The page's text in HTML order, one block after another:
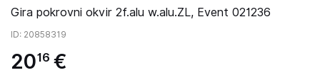
Gira pokrovni okvir 2f.alu w.alu.ZL, Event 021236
ID: 20858319
2016 €